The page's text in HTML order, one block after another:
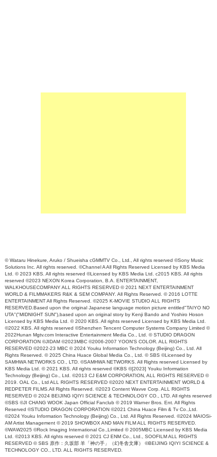
© Wataru Hinekure, Aruko / Shueisha cGMMTV Co., Ltd., All rights reserved ©Sony Music
Solutions Inc. All rights reserved. ©Channel A All Rights Reserved Licensed by KBS Media
Ltd. © 2023 KBS. All rights reserved ©Licensed by KBS Media Ltd. c2015 KBS. All rights
reserved ©2023 NEXON Korea Corporation, B.A. ENTERTAINMENT,
WALKHOUSECOMPANY ALL RIGHTS RESERVED © 2021 NEXT ENTERTAINMENT
WORLD & FILMMAKERS R&K & SEM COMPANY. All Rights Reserved. © 2016 LOTTE
ENTERTAINMENT All Rights Reserved. ©2025 K-MOVIE STUDIO ALL RIGHTS
RESERVED.Based upon the original Japanese language motion picture entitled"TAIYO NO
UTA"("MIDNIGHT SUN"),based upon an original story by Kenji Bando and Yoshiro Hoson
Licensed by KBS Media Ltd. © 2020 KBS. All rights reserved Licensed by KBS Media Ltd.
©2022 KBS. All rights reserved ©Shenzhen Tencent Computer Systems Company Limited ©
2022Hunan Mgtv.com Interactive Entertainment Media Co., Ltd. © STUDIO DRAGON
CORPORATION ©JIDAM ©2023MBC ©2006-2007 YOON'S COLOR. ALL RIGHTS
RESERVED ©2022-23 MBC © 2024 Youku Information Technology (Beijing) Co., Ltd. All
Rights Reserved. © 2025 China Huace Global Media Co., Ltd. © SBS ©Licensed by
SAMHWA NETWORKS CO., LTD. ©SAMHWA NETWORKS. All Rights reserved Licensed by
KBS Media Ltd. © 2021 KBS. All rights reserved ©KBS ©[2023] Youku Information
Technology (Beijing) Co., Ltd. ©2013 CJ E&M CORPORATION, ALL RIGHTS RESERVED ©
2019. OAL Co., Ltd ALL RIGHTS RESERVED ©2020 NEXT ENTERTAINMENT WORLD &
REDPETER FILMS.All Rights Reserved. ©2023 Content Wavve Corp. ALL RIGHTS
RESERVED © 2024 BEIJING IQIYI SCIENCE & TECHNOLOGY CO., LTD. All rights reserved
©SBS ©JI CHANG WOOK Japan Official Fanclub © 2019 Warner Bros. Ent. All Rights
Reserved ©STUDIO DRAGON CORPORATION ©2021 China Huace Film & Tv Co.,Ltd.
©2024 Youku Information Technology (Beijing) Co., Ltd. All Rights Reserved. ©2024 MAIOSi-
AM Artist Management © 2019 SHOWBOX AND MAN FILM ALL RIGHTS RESERVED.
©WAW2025 ©Rock Imaging International Co.,Limited © 2005MBC Licensed by KBS Media
Ltd. ©2013 KBS. All rights reserved © 2021 CJ ENM Co., Ltd., SOOFILM ALL RIGHTS
RESERVED © SBS 原作：久坂部 羊「神の手」（幻冬舎文庫） ©BEIJING IQIYI SCIENCE &
TECHNOLOGY CO., LTD. ALL RIGHTS RESERVED.